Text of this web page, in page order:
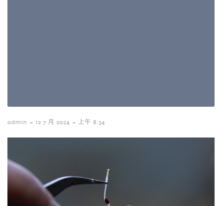
admin - 12 7 月 2024 - 上午 8:34